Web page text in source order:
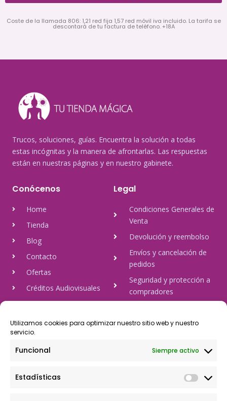
Utilizamos cookies para optimizar nuestro sitio web y nuestro
servicio.
Funcional Siempre activo
Estadísticas
Coste de la llamada 806: 1,21 red fija 1,57 red móvil iva incluido. La tarifa se
descontará de tu factura de teléfono. +18A
Trucos, soluciones, guías. Encuentra la solución a todas
estas incógnitas y la manera de afrontarlas. Las respuestas
están en nuestras páginas y en nuestro gabinete.
Conócenos
Home
Tienda
Blog
Contacto
Ofertas
Créditos Audiovisuales
tulineamagica.com
Legal
Condiciones Generales de
Venta
Devolución y reembolso
Envíos y cancelación de
pedidos
Seguridad y protección a
compradores
Política de cookies